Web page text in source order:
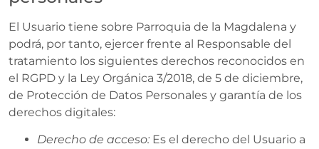
El Usuario tiene sobre Parroquia de la Magdalena y
podrá, por tanto, ejercer frente al Responsable del
tratamiento los siguientes derechos reconocidos en
el RGPD y la Ley Orgánica 3/2018, de 5 de diciembre,
de Protección de Datos Personales y garantía de los
derechos digitales:
Derecho de acceso: Es el derecho del Usuario a